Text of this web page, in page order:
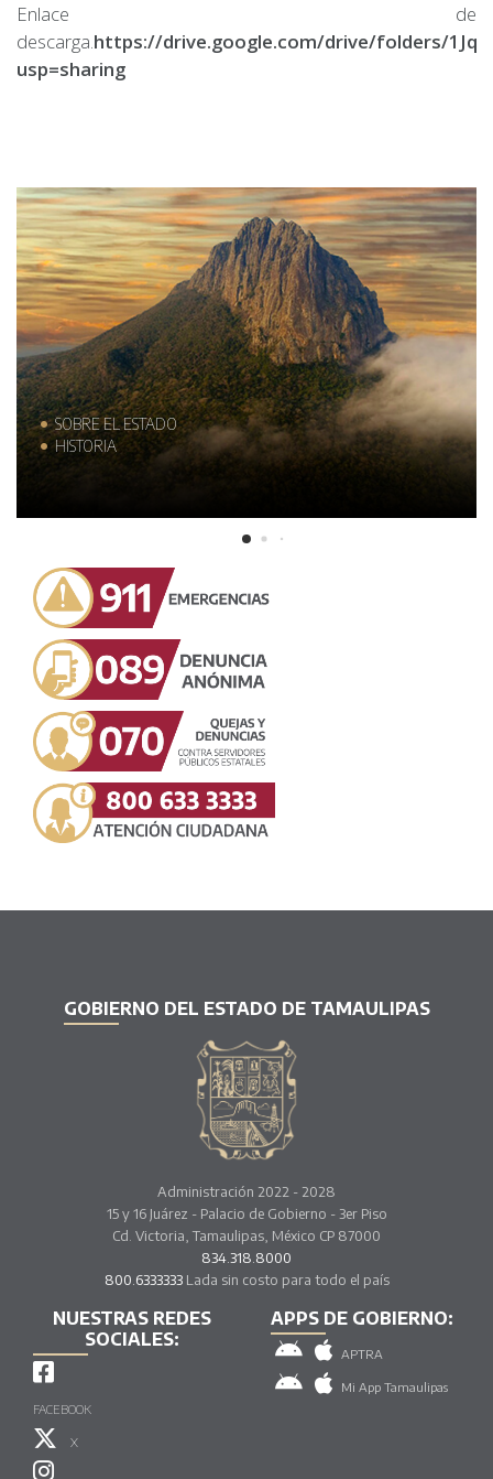
Enlace de
descarga.https://drive.google.com/drive/folders/
usp=sharing
SOBRE EL ESTADO
HISTORIA
GOBIERNO DEL ESTADO DE TAMAULIPAS
Administración 2022 - 2028
15 y 16 Juárez - Palacio de Gobierno - 3er Piso
Cd. Victoria, Tamaulipas, México CP 87000
834.318.8000
800.6333333Lada sin costo para todo el país
NUESTRAS REDES
SOCIALES:
FACEBOOK
X
APPS DE GOBIERNO:
APTRA
Mi App Tamaulipas